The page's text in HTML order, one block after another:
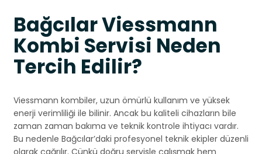
Bağcılar Viessmann
Kombi Servisi Neden
Tercih Edilir?
Viessmann kombiler, uzun ömürlü kullanım ve yüksek
enerji verimliliği ile bilinir. Ancak bu kaliteli cihazların bile
zaman zaman bakıma ve teknik kontrole ihtiyacı vardır.
Bu nedenle Bağcılar’daki profesyonel teknik ekipler düzenli
olarak çağrılır. Çünkü doğru servisle çalışmak hem